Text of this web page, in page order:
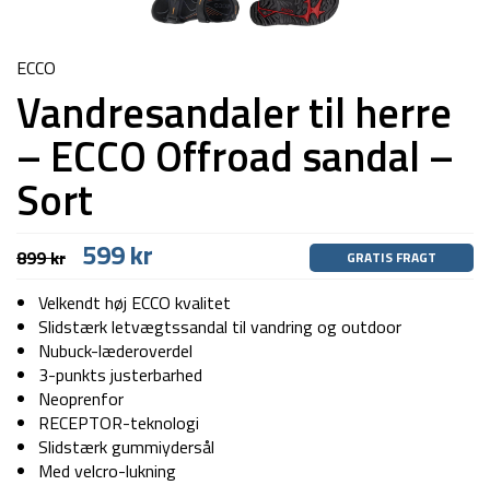
ECCO
Vandresandaler til herre
– ECCO Offroad sandal –
Sort
899kr Den
oprindelige
pris
var:
899 kr.
599kr
pris
er:
599 kr.
GRATIS FRAGT
Velkendt høj ECCO kvalitet
Slidstærk letvægtssandal til vandring og outdoor
Nubuck-læderoverdel
3-punkts justerbarhed
Neoprenfor
RECEPTOR-teknologi
Slidstærk gummiydersål
Med velcro-lukning